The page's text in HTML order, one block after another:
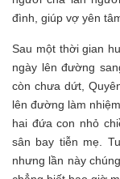
đình, giúp vợ yên
Sau một thời gian
ngày lên đường
còn chưa dứt,
lên đường làm
hai đứa con nhỏ
sân bay tiễn mẹ.
nhưng lần này